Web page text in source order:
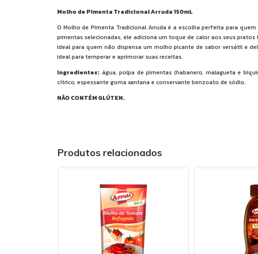
Molho de Pimenta Tradicional Arruda 150mL
O Molho de Pimenta Tradicional Arruda é a escolha perfeita para
pimentas selecionadas, ele adiciona um toque de calor aos seus
ideal para quem não dispensa um molho picante de sabor versátil e
ideal para temperar e aprimorar suas receitas.
Ingredientes: água, polpa de pimentas (habanero, malagueta e
cítrico, espessante goma xantana e conservante benzoato de sódio.
NÃO CONTÉM GLÚTEN.
Produtos relacionados